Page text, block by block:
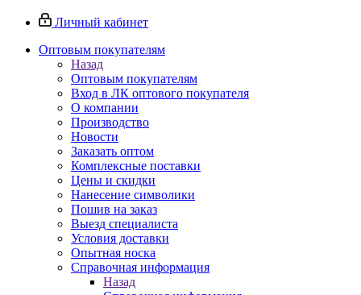
Личный кабинет
Оптовым покупателям
Назад
Оптовым покупателям
Вход в ЛК оптового покупателя
О компании
Производство
Новости
Заказать оптом
Комплексные поставки
Цены и скидки
Нанесение символики
Пошив на заказ
Выезд специалиста
Условия доставки
Опытная носка
Справочная информация
Назад